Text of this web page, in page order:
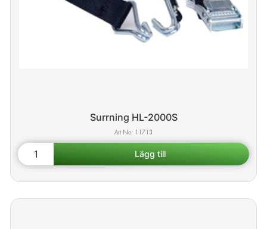
Surrning HL-2000S
11713